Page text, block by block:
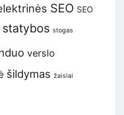
SEO SEO
statybos stogas
verslo
šildymas žaislai